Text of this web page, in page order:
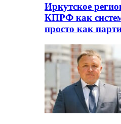
Иркутское
КПРФ как
просто как